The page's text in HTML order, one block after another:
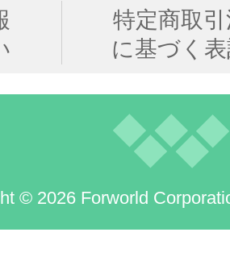
特定商取
に基づく
© 2026 Forworld